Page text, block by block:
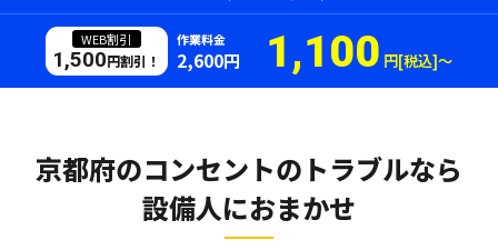
WEB割引
1,500円割引！
作業料金
2,600円 1,100 円[税込]〜
京都府のコンセントのトラブルなら
設備人におまかせ